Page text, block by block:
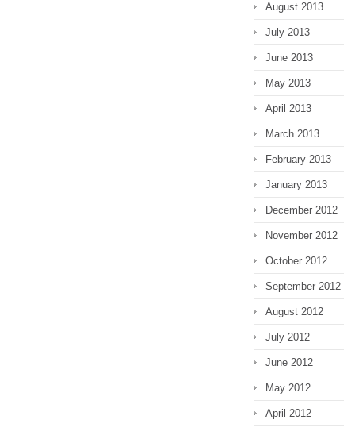
August 2013
July 2013
June 2013
May 2013
April 2013
March 2013
February 2013
January 2013
December 2012
November 2012
October 2012
September 2012
August 2012
July 2012
June 2012
May 2012
April 2012